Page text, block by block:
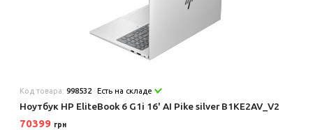
Код товара:998532 Есть на складе
Ноутбук HP EliteBook 6 G1i 16' AI Pike silver B1KE2AV_V2
70399 грн